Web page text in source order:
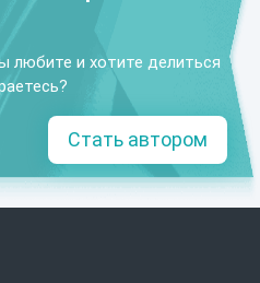
любите и хотите делиться
Стать автором